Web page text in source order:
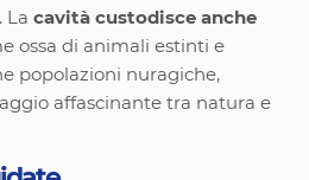
La cavità custodisce anche
ossa di animali estinti e
popolazioni nuragiche,
affascinante tra natura e